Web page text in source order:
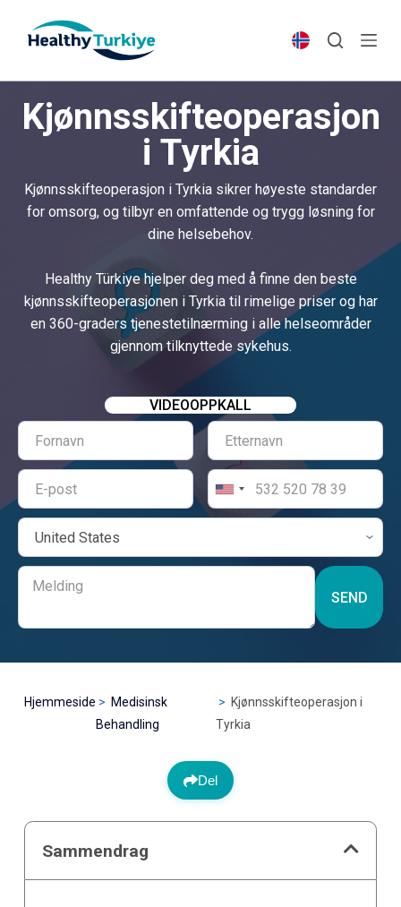
p
oKjønnsskifteoperasjon
i Tyrkia
Kjønnsskifteoperasjon i Tyrkia sikrer høyeste standarder
for omsorg, og tilbyr en omfattende og trygg løsning for
dine helsebehov.
Healthy Türkiye hjelper deg med å finne den beste
kjønnsskifteoperasjonen i Tyrkia til rimelige priser og har
en 360-graders tjenestetilnærming i alle helseområder
gjennom tilknyttede sykehus.
VIDEOOPPKALL
SEND
Hjemmeside
Medisinsk
Behandling
Kjønnsskifteoperasjon i
Tyrkia
Del
Sammendrag